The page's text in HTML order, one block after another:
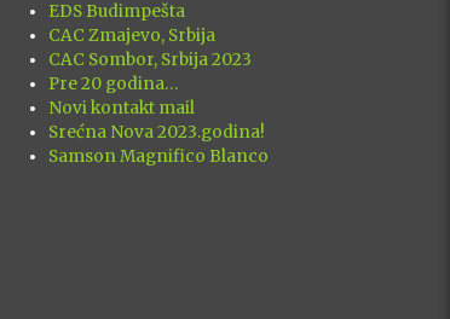
EDS Budimpešta
CAC Zmajevo, Srbija
CAC Sombor, Srbija 2023
Pre 20 godina…
Novi kontakt mail
Srećna Nova 2023.godina!
Samson Magnifico Blanco